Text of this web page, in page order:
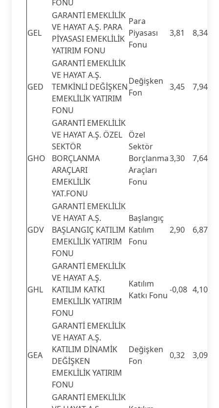
FONU
GEL
GARANTİ EMEKLİLİK
VE HAYAT A.Ş. PARA
PİYASASI EMEKLİLİK
YATIRIM FONU
Para
Piyasası
Fonu
3,81 8,34
GED
GARANTİ EMEKLİLİK
VE HAYAT A.Ş.
TEMKİNLİ DEĞİŞKEN
EMEKLİLİK YATIRIM
FONU
Değişken
Fon
3,45 7,94
GHO
GARANTİ EMEKLİLİK
VE HAYAT A.Ş. ÖZEL
SEKTÖR
BORÇLANMA
ARAÇLARI
EMEKLİLİK
YAT.FONU
Özel
Sektör
Borçlanma
Araçları
Fonu
3,30 7,64
GDV
GARANTİ EMEKLİLİK
VE HAYAT A.Ş.
BAŞLANGIÇ KATILIM
EMEKLİLİK YATIRIM
FONU
Başlangıç
Katılım
Fonu
2,90 6,87
GHL
GARANTİ EMEKLİLİK
VE HAYAT A.Ş.
KATILIM KATKI
EMEKLİLİK YATIRIM
FONU
Katılım
Katkı Fonu
-0,08 4,10
GEA
GARANTİ EMEKLİLİK
VE HAYAT A.Ş.
KATILIM DİNAMİK
DEĞİŞKEN
EMEKLİLİK YATIRIM
FONU
Değişken
Fon
0,32 3,09
GARANTİ EMEKLİLİK